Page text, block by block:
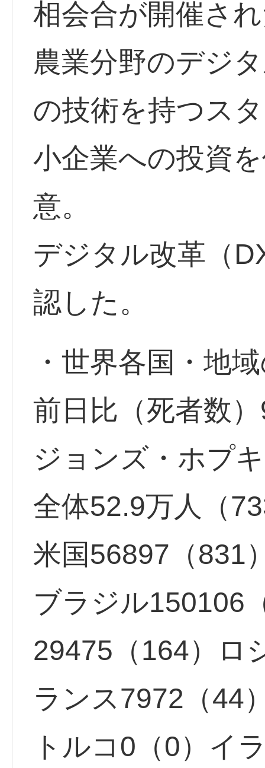
相会合が開催さ
農業分野のデジ
の技術を持つス
小企業への投資
意。
デジタル改革（
認した。
・世界各国・地
前日比（死者数
ジョンズ・ホプ
全体52.9万人（
米国56897（831
ブラジル150106
29475（164）ロ
ランス7972（44
トルコ0（0）イ